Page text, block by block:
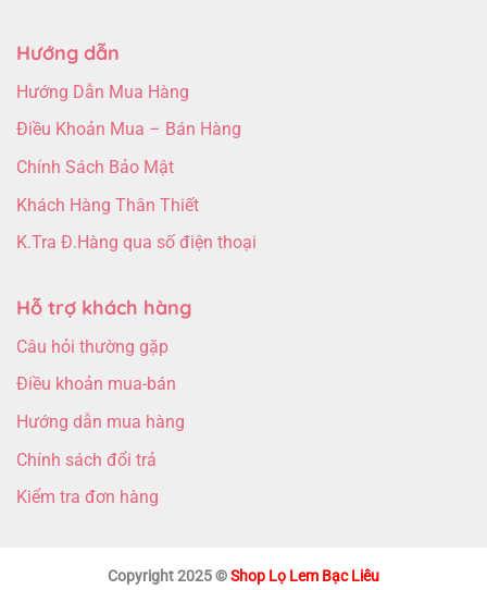
Hướng dẫn
Hướng Dẫn Mua Hàng
Điều Khoản Mua – Bán Hàng
Chính Sách Bảo Mật
Khách Hàng Thân Thiết
K.Tra Đ.Hàng qua số điện thoại
Hỗ trợ khách hàng
Câu hỏi thường gặp
Điều khoản mua-bán
Hướng dẫn mua hàng
Chính sách đổi trả
Kiểm tra đơn hàng
Copyright 2025 ©Shop Lọ Lem Bạc Liêu